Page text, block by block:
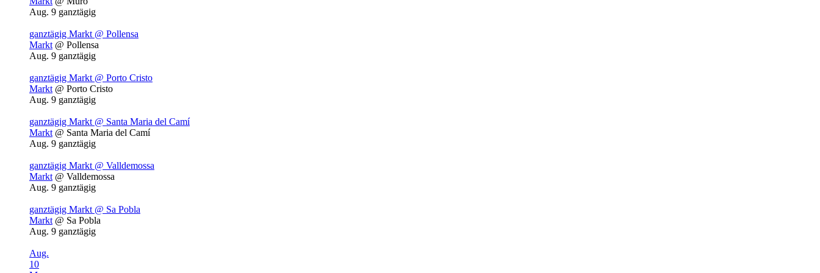
Aug. 9 ganztägig
ganztägig Markt @ Pollensa
Markt @ Pollensa
Aug. 9 ganztägig
ganztägig Markt @ Porto Cristo
Markt @ Porto Cristo
Aug. 9 ganztägig
ganztägig Markt @ Santa Maria del Camí
Markt @ Santa Maria del Camí
Aug. 9 ganztägig
ganztägig Markt @ Valldemossa
Markt @ Valldemossa
Aug. 9 ganztägig
ganztägig Markt @ Sa Pobla
Markt @ Sa Pobla
Aug. 9 ganztägig
Aug.
10